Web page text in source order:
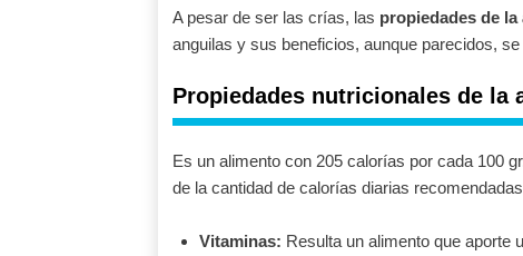
A pesar de ser las crías, las propiedades de la
anguilas y sus beneficios, aunque parecidos,
Propiedades nutricionales de la
Es un alimento con 205 calorías por cada 100
de la cantidad de calorías diarias
Vitaminas: Resulta un alimento que aporte